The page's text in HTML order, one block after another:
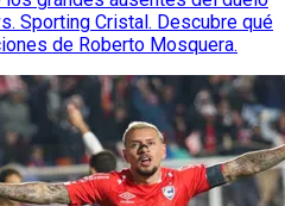
Sporting Cristal. Descubre qué
de Roberto Mosquera.